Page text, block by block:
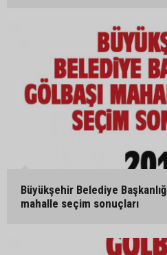
Büyükşehir Belediye
mahalle seçim sonuçları